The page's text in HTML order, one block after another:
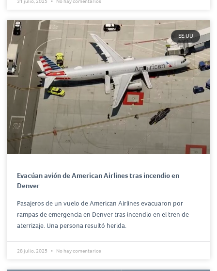
EE.UU
Evacúan avión de American Airlines tras incendio en
Denver
Pasajeros de un vuelo de American Airlines evacuaron por
rampas de emergencia en Denver tras incendio en el tren de
aterrizaje. Una persona resultó herida.
28 julio, 2025 No hay comentarios